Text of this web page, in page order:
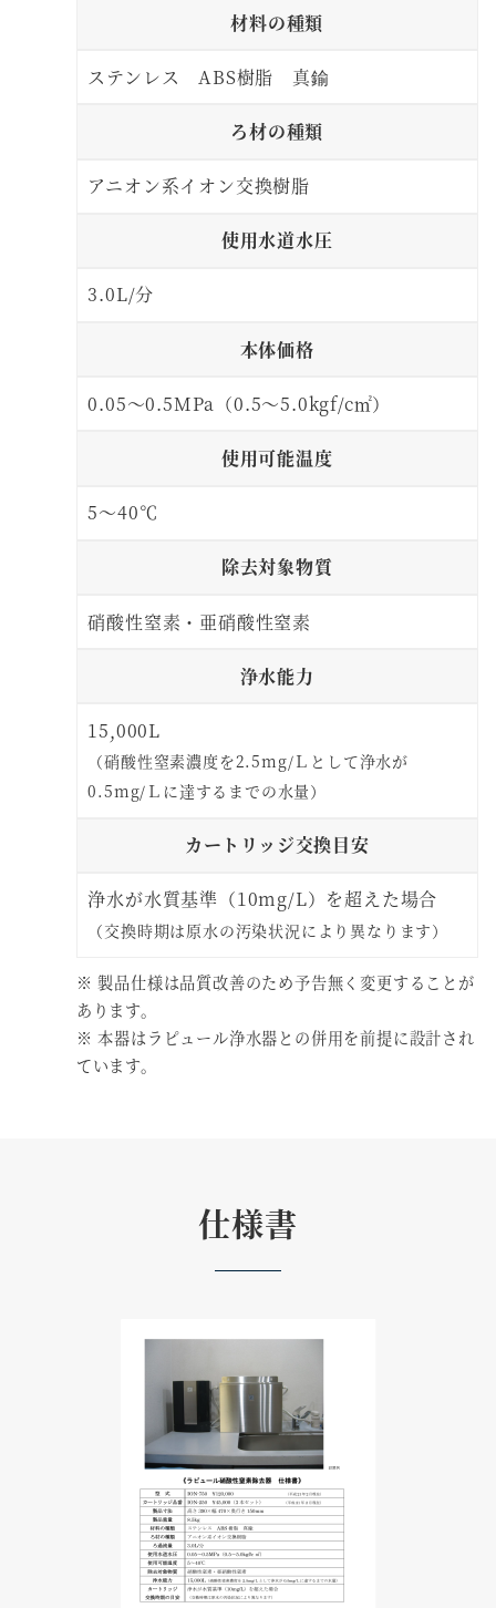
材料の種類
ステンレス ABS樹脂 真鍮
ろ材の種類
アニオン系イオン交換樹脂
使用水道水圧
3.0L/分
本体価格
0.05～0.5MPa（0.5～5.0kgf/c㎡）
使用可能温度
5～40℃
除去対象物質
硝酸性窒素・亜硝酸性窒素
浄水能力
15,000L
（硝酸性窒素濃度を2.5mg/Ｌとして浄水が
0.5mg/Ｌに達するまでの水量）
カートリッジ交換目安
浄水が水質基準（10mg/L）を超えた場合
（交換時期は原水の汚染状況により異なります）
※ 製品仕様は品質改善のため予告無く変更することが
あります。
※ 本器はラピュール浄水器との併用を前提に設計され
ています。
仕様書